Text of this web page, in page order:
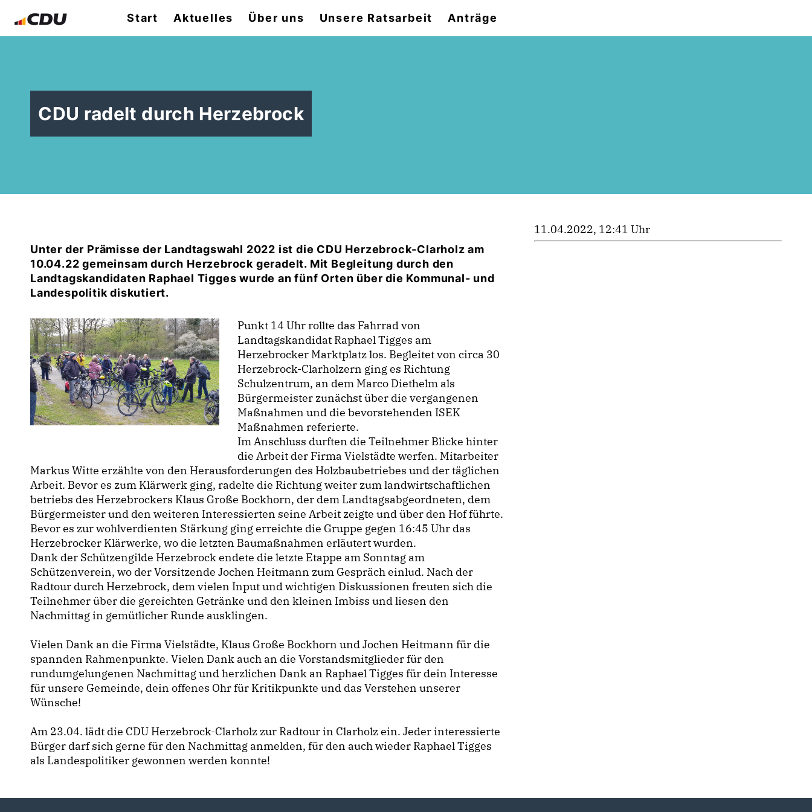
Start Aktuelles Über uns Unsere Ratsarbeit Anträge
CDU radelt durch Herzebrock
Unter der Prämisse der Landtagswahl 2022 ist die CDU Herzebrock-Clarholz am
10.04.22 gemeinsam durch Herzebrock geradelt. Mit Begleitung durch den
Landtagskandidaten Raphael Tigges wurde an fünf Orten über die Kommunal- und
Landespolitik diskutiert.
Punkt 14 Uhr rollte das Fahrrad von
Landtagskandidat Raphael Tigges am
Herzebrocker Marktplatz los. Begleitet von circa 30
Herzebrock-Clarholzern ging es Richtung
Schulzentrum, an dem Marco Diethelm als
Bürgermeister zunächst über die vergangenen
Maßnahmen und die bevorstehenden ISEK
Maßnahmen referierte.
Im Anschluss durften die Teilnehmer Blicke hinter
die Arbeit der Firma Vielstädte werfen. Mitarbeiter
Markus Witte erzählte von den Herausforderungen des Holzbaubetriebes und der täglichen
Arbeit. Bevor es zum Klärwerk ging, radelte die Richtung weiter zum landwirtschaftlichen
betriebs des Herzebrockers Klaus Große Bockhorn, der dem Landtagsabgeordneten, dem
Bürgermeister und den weiteren Interessierten seine Arbeit zeigte und über den Hof führte.
Bevor es zur wohlverdienten Stärkung ging erreichte die Gruppe gegen 16:45 Uhr das
Herzebrocker Klärwerke, wo die letzten Baumaßnahmen erläutert wurden.
Dank der Schützengilde Herzebrock endete die letzte Etappe am Sonntag am
Schützenverein, wo der Vorsitzende Jochen Heitmann zum Gespräch einlud. Nach der
Radtour durch Herzebrock, dem vielen Input und wichtigen Diskussionen freuten sich die
Teilnehmer über die gereichten Getränke und den kleinen Imbiss und liesen den
Nachmittag in gemütlicher Runde ausklingen.
Vielen Dank an die Firma Vielstädte, Klaus Große Bockhorn und Jochen Heitmann für die
spannden Rahmenpunkte. Vielen Dank auch an die Vorstandsmitglieder für den
rundumgelungenen Nachmittag und herzlichen Dank an Raphael Tigges für dein Interesse
für unsere Gemeinde, dein offenes Ohr für Kritikpunkte und das Verstehen unserer
Wünsche!
Am 23.04. lädt die CDU Herzebrock-Clarholz zur Radtour in Clarholz ein. Jeder interessierte
Bürger darf sich gerne für den Nachmittag anmelden, für den auch wieder Raphael Tigges
als Landespolitiker gewonnen werden konnte!
11.04.2022, 12:41 Uhr